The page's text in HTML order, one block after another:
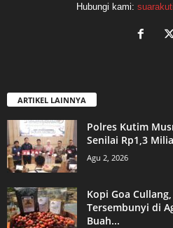
Hubungi kami:
ARTIKEL LAINNYA
Polres Kutim
Senilai Rp1,3
Agu 2, 2026
Kopi Goa
Tersembunyi di
Buah...